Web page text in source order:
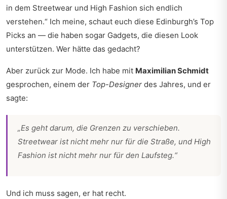
in dem Streetwear und High Fashion sich endlich
verstehen.“ Ich meine, schaut euch diese Edinburgh’s Top
Picks an — die haben sogar Gadgets, die diesen Look
unterstützen. Wer hätte das gedacht?
Aber zurück zur Mode. Ich habe mit Maximilian Schmidt
gesprochen, einem der Top-Designer des Jahres, und er
sagte:
„Es geht darum, die Grenzen zu verschieben.
Streetwear ist nicht mehr nur für die Straße, und High
Fashion ist nicht mehr nur für den Laufsteg.“
Und ich muss sagen, er hat recht.